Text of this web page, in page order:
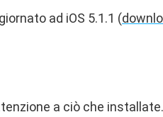
ad iOS 5.1.1 (
a ciò che